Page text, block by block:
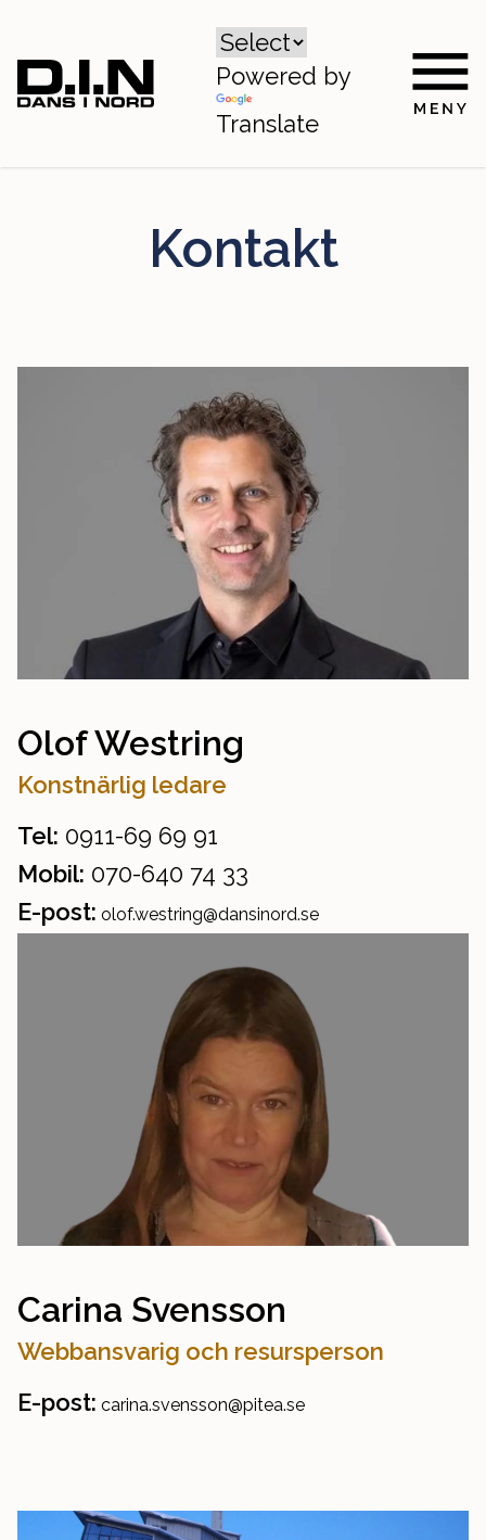
Powered by
Translate
Kontakt
Olof Westring
Konstnärlig ledare
Tel: 0911-69 69 91
Mobil: 070-640 74 33
E-post: olof.westring@dansinord.se
Carina Svensson
Webbansvarig och resursperson
E-post: carina.svensson@pitea.se